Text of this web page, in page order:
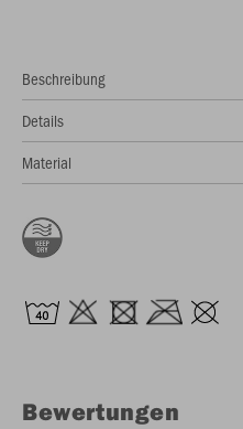
Beschreibung
Details
Material
Bewertungen